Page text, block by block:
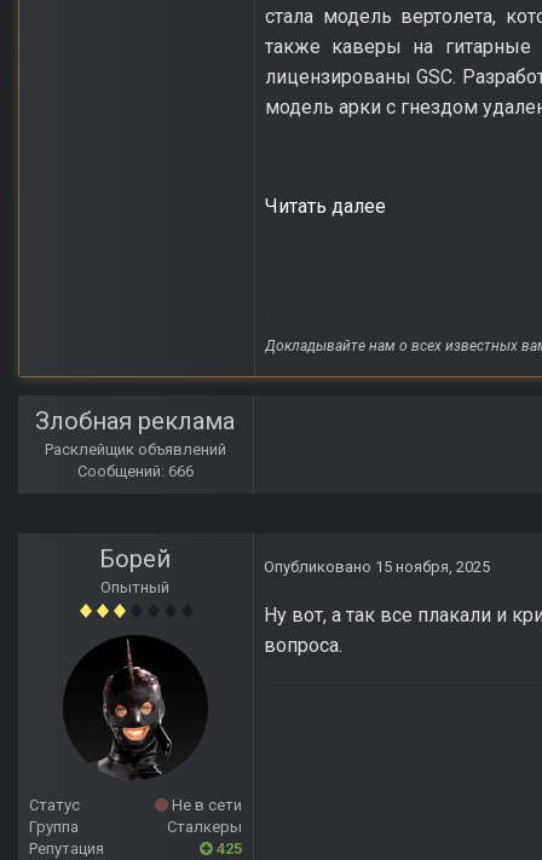
стала модель вертолета,
также каверы на
лицензированы GSC.
модель арки с гнездом
Читать далее
Докладывайте нам о всех известных
Злобная реклама
Расклейщик объявлений
Сообщений: 666
Борей
Опытный
Статус
Не в сети
Группа
Сталкеры
Репутация
425
Опубликовано 15 ноября, 2025
Ну вот, а так все плакали и
вопроса.